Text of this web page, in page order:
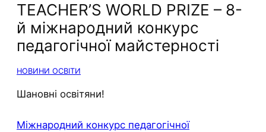
TEACHER’S WORLD PRIZE – 8-
й міжнародний конкурс
педагогічної майстерності
НОВИНИ ОСВІТИ
Шановні освітяни!
Міжнародний конкурс педагогічної